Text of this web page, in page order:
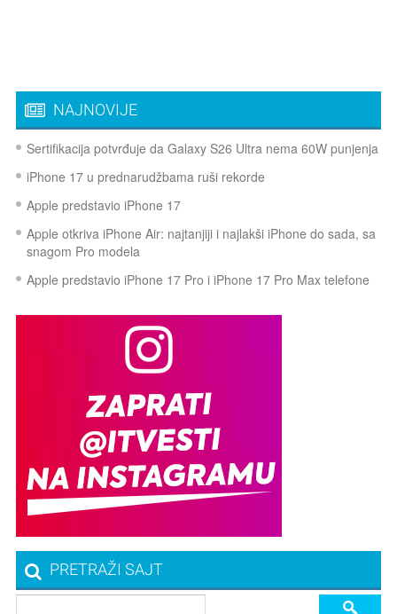
NAJNOVIJE
Sertifikacija potvrđuje da Galaxy S26 Ultra nema 60W punjenja
iPhone 17 u prednarudžbama ruši rekorde
Apple predstavio iPhone 17
Apple otkriva iPhone Air: najtanjiji i najlakši iPhone do sada, sa
snagom Pro modela
Apple predstavio iPhone 17 Pro i iPhone 17 Pro Max telefone
PRETRAŽI SAJT